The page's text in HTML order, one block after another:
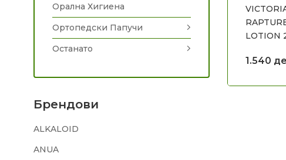
LOTION
1.540
Орална Хигиена
Ортопедски Папучи
Останато
Брендови
ALKALOID
ANUA